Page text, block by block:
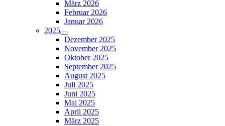
März 2026
Februar 2026
Januar 2026
2025
Dezember 2025
November 2025
Oktober 2025
September 2025
August 2025
Juli 2025
Juni 2025
Mai 2025
April 2025
März 2025